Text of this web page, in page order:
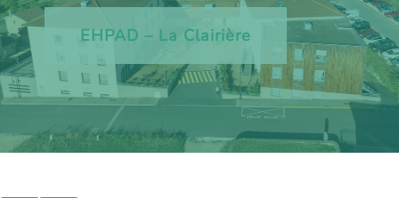
EHPAD – La Clairière